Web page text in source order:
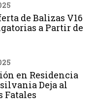
de Balizas V16
a Partir de
en Residencia
Deja al
Fatales